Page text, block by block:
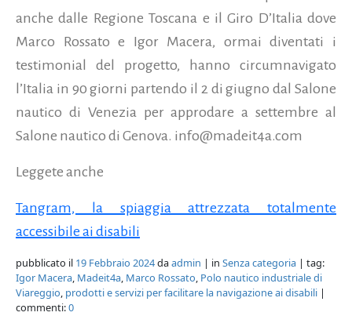
anche dalle Regione Toscana e il Giro D’Italia dove
Marco Rossato e Igor Macera, ormai diventati i
testimonial del progetto, hanno circumnavigato
l’Italia in 90 giorni partendo il 2 di giugno dal Salone
nautico di Venezia per approdare a settembre al
Salone nautico di Genova. info@madeit4a.com
Leggete anche
Tangram, la spiaggia attrezzata totalmente
accessibile ai disabili
pubblicato il 19 Febbraio 2024daadmin | in Senza categoria | tag:
Igor Macera, Madeit4a, Marco Rossato, Polo nautico industriale di
Viareggio, prodotti e servizi per facilitare la navigazione ai disabili |
commenti:0